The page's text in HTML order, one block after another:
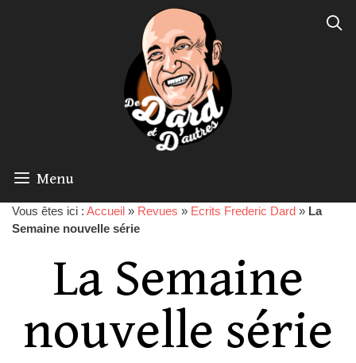
Menu
Vous êtes ici : Accueil » Revues » Ecrits Frederic Dard » La
Semaine nouvelle série
La Semaine
nouvelle série